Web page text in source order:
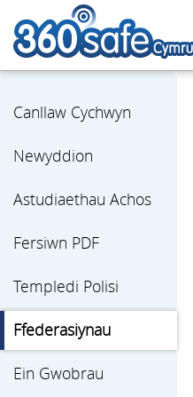
Canllaw Cychwyn
Newyddion
Astudiaethau Achos
Fersiwn PDF
Templedi Polisi
Ffederasiynau
Ein Gwobrau